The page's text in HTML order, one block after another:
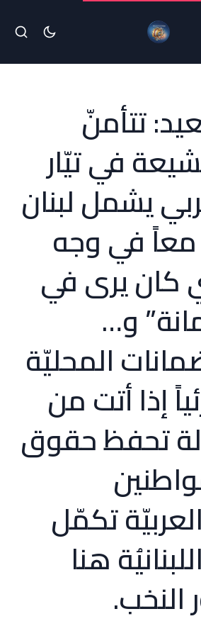
‏تتأمنّ
في تيّار
يشمل لبنان
معاً في وجه
كان يرى في
و…
المحليّة
إذا أتت من
تحفظ حقوق
تكمّل
هنا